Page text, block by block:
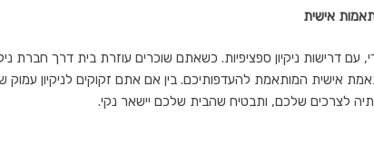
אישית
עם דרישות ניקיון ספציפיות. כשאתם שוכרים עוזרת בית דרך חברת
אישית המותאמת להעדפותיכם. בין אם אתם זקוקים לניקיון
לצרכים שלכם, ותבטיח שהבית שלכם יישאר נקי.